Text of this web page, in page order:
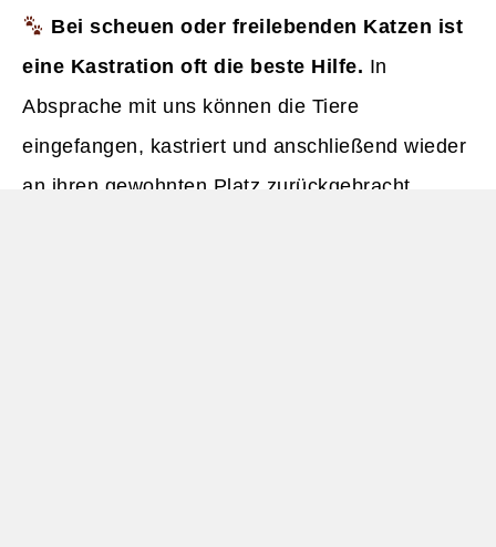
Bei scheuen oder freilebenden Katzen ist
eine Kastration oft die beste Hilfe. In
Absprache mit uns können die Tiere
eingefangen, kastriert und anschließend wieder
an ihren gewohnten Platz zurückgebracht